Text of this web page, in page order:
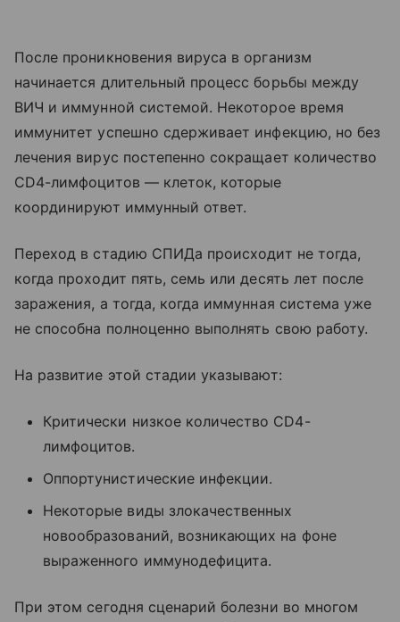
После проникновения вируса в организм
начинается длительный процесс борьбы между
ВИЧ и иммунной системой. Некоторое время
иммунитет успешно сдерживает инфекцию, но без
лечения вирус постепенно сокращает количество
CD4-лимфоцитов — клеток, которые
координируют иммунный ответ.
Переход в стадию СПИДа происходит не тогда,
когда проходит пять, семь или десять лет после
заражения, а тогда, когда иммунная система уже
не способна полноценно выполнять свою работу.
На развитие этой стадии указывают:
Критически низкое количество CD4-
лимфоцитов.
Оппортунистические инфекции.
Некоторые виды злокачественных
новообразований, возникающих на фоне
выраженного иммунодефицита.
При этом сегодня сценарий болезни во многом